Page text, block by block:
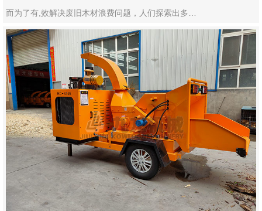
而为了有,效解决废旧木材浪费问题，人们探索出多…